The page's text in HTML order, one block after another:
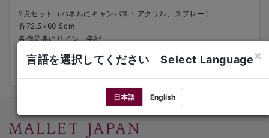
2点セット（パネルにキャンバス・アクリル、スプレー）
各72.5×60.5cm
各作品裏にサイン、年記
展覧会歴：「conix mood」SAI（東京）2023年7月21日-8月13日
言語を選択してください Select Language×
日本語 English